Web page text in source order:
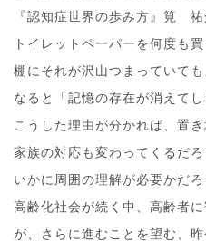
『認知症世界の歩み方』筧 祐
トイレットペーパーを何度も
棚にそれが沢山つまっていて
なると「記憶の存在が消えてし
こうした理由が分かれば、置き
家族の対応も変わってくるだろ
いかに周囲の理解が必要かだろ
高齢化社会が続く中、高齢者
が、さらに進むことを望む、昨